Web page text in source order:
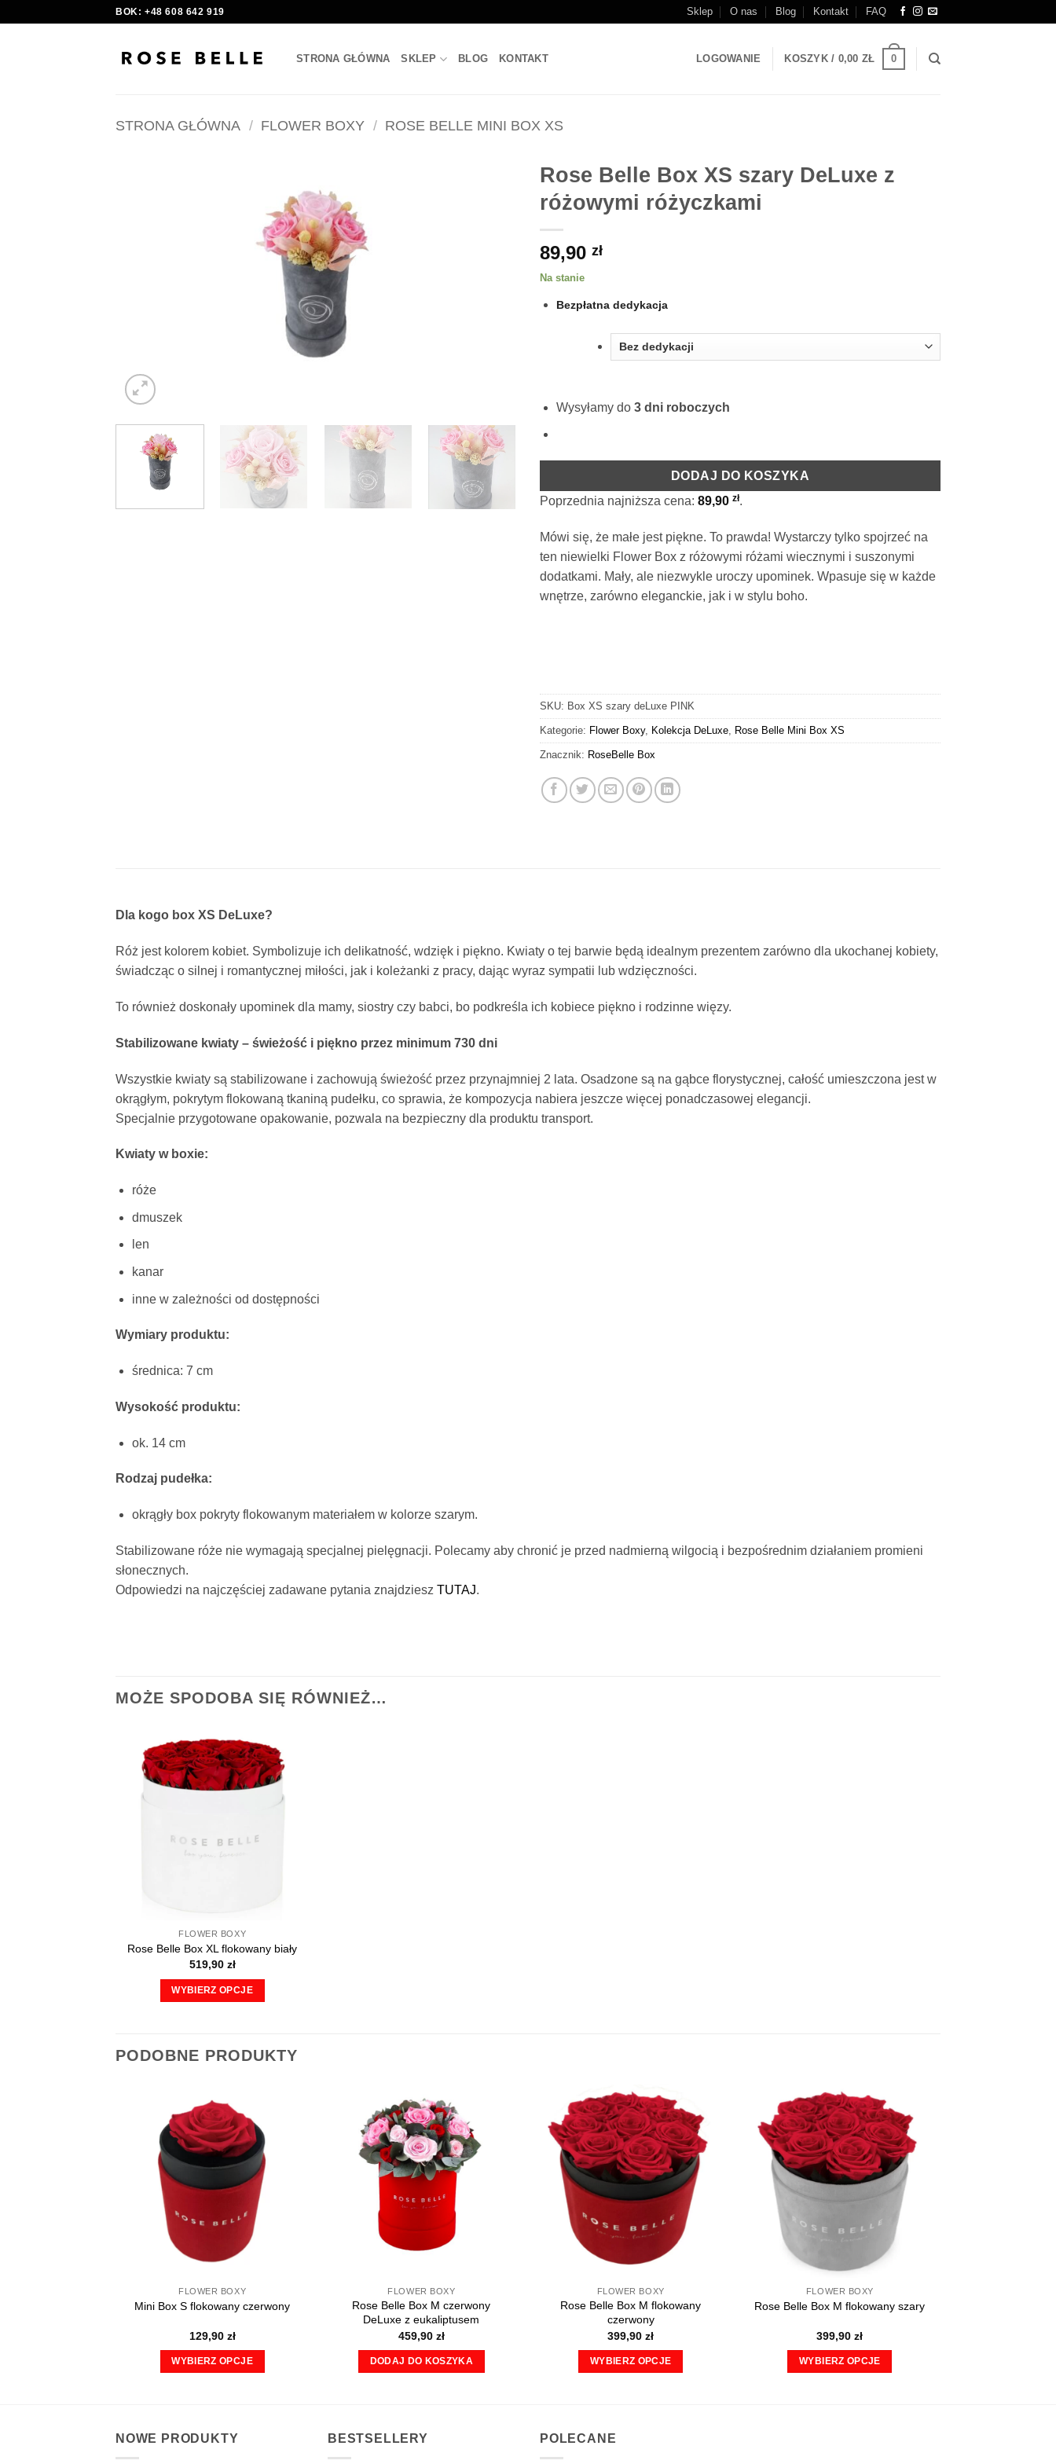
BOK: +48 608 642 919 Sklep O nas Blog Kontakt FAQ
STRONA GŁÓWNA SKLEP BLOG KONTAKT LOGOWANIE KOSZYK / 0,00 ZŁ 0
STRONA GŁÓWNA / FLOWER BOXY / ROSE BELLE MINI BOX XS
Rose Belle Box XS szary DeLuxe z
różowymi różyczkami
89,90 zł
Na stanie
Bezpłatna dedykacja
Wysyłamy do 3 dni roboczych
DODAJ DO KOSZYKA
Poprzednia najniższa cena: 89,90 zł.
Mówi się, że małe jest piękne. To prawda! Wystarczy tylko spojrzeć na
ten niewielki Flower Box z różowymi różami wiecznymi i suszonymi
dodatkami. Mały, ale niezwykle uroczy upominek. Wpasuje się w każde
wnętrze, zarówno eleganckie, jak i w stylu boho.
SKU: Box XS szary deLuxe PINK
Kategorie: Flower Boxy, Kolekcja DeLuxe, Rose Belle Mini Box XS
Znacznik: RoseBelle Box
Dla kogo box XS DeLuxe?
Róż jest kolorem kobiet. Symbolizuje ich delikatność, wdzięk i piękno. Kwiaty o tej barwie będą idealnym prezentem zarówno dla ukochanej kobiety,
świadcząc o silnej i romantycznej miłości, jak i koleżanki z pracy, dając wyraz sympatii lub wdzięczności.
To również doskonały upominek dla mamy, siostry czy babci, bo podkreśla ich kobiece piękno i rodzinne więzy.
Stabilizowane kwiaty – świeżość i piękno przez minimum 730 dni
Wszystkie kwiaty są stabilizowane i zachowują świeżość przez przynajmniej 2 lata. Osadzone są na gąbce florystycznej, całość umieszczona jest w
okrągłym, pokrytym flokowaną tkaniną pudełku, co sprawia, że kompozycja nabiera jeszcze więcej ponadczasowej elegancji.
Specjalnie przygotowane opakowanie, pozwala na bezpieczny dla produktu transport.
Kwiaty w boxie:
róże
dmuszek
len
kanar
inne w zależności od dostępności
Wymiary produktu:
średnica: 7 cm
Wysokość produktu:
ok. 14 cm
Rodzaj pudełka:
okrągły box pokryty flokowanym materiałem w kolorze szarym.
Stabilizowane róże nie wymagają specjalnej pielęgnacji. Polecamy aby chronić je przed nadmierną wilgocią i bezpośrednim działaniem promieni
słonecznych.
Odpowiedzi na najczęściej zadawane pytania znajdziesz TUTAJ.
MOŻE SPODOBA SIĘ RÓWNIEŻ…
FLOWER BOXY
Rose Belle Box XL flokowany biały
519,90 zł
WYBIERZ OPCJE
wiele
Opcje
można
wybrać
na
stronie
produktu
PODOBNE PRODUKTY
FLOWER BOXY
Mini Box S flokowany czerwony
129,90 zł
WYBIERZ OPCJE
wiele
FLOWER BOXY
Rose Belle Box M czerwony
DeLuxe z eukaliptusem
459,90 zł
DODAJ DO KOSZYKA
FLOWER BOXY
Rose Belle Box M flokowany
czerwony
399,90zł
WYBIERZ OPCJE
FLOWER BOXY
Rose Belle Box M flokowany szary
399,90zł
WYBIERZ OPCJE
NOWE PRODUKTY BESTSELLERY POLECANE